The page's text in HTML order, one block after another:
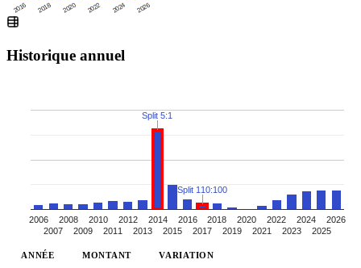
2016 2018 2020 2022 2024 2026
Historique annuel
2006
2007
2008
2009
2010
2011
2012
2013
2014
2015
2016
2017
2018
2019
2020
2021
2022
2023
2024
2025
2026
Split 5:1
Split 110:100
ANNÉE MONTANT VARIATION